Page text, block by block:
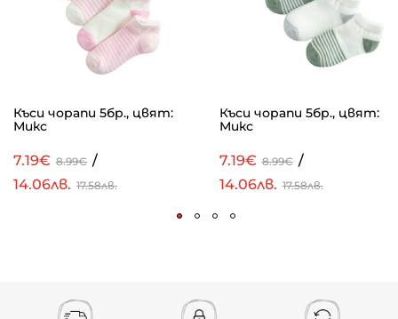
Къси чорапи 5бр., цвят:
Микс
7.19€ 8.99€ /
14.06лв. 17.58лв.
Къси чорапи 5бр., цвят:
Микс
7.19€ 8.99€ /
14.06лв. 17.58лв.